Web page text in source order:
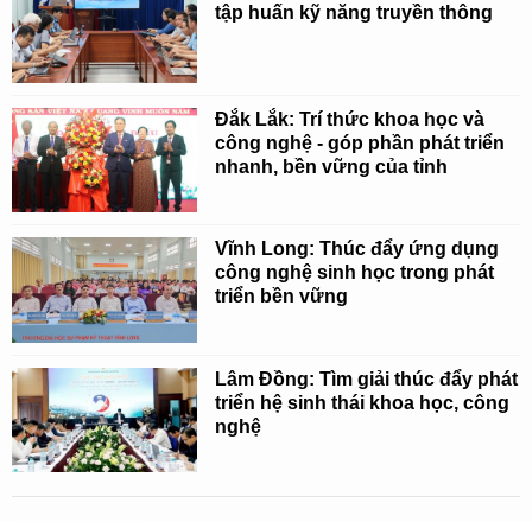
tập huấn kỹ năng truyền thông
Đắk Lắk: Trí thức khoa học và
công nghệ - góp phần phát triển
nhanh, bền vững của tỉnh
Vĩnh Long: Thúc đẩy ứng dụng
công nghệ sinh học trong phát
triển bền vững
Lâm Đồng: Tìm giải thúc đẩy phát
triển hệ sinh thái khoa học, công
nghệ